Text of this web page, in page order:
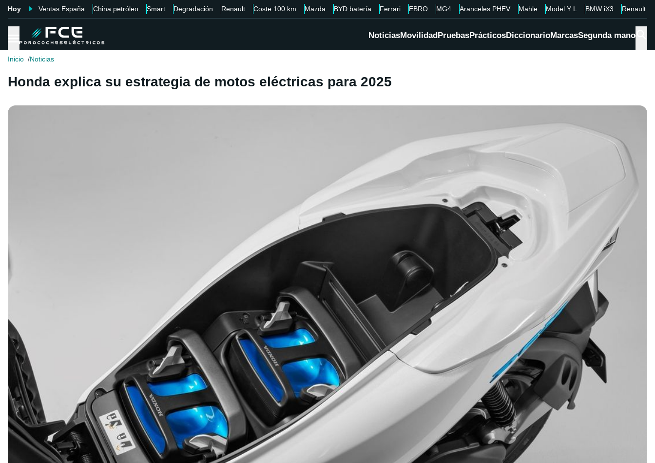
Hoy Ventas España China petróleo Smart Degradación Renault Coste 100 km Mazda BYD batería Ferrari EBRO MG4 Aranceles PHEV Mahle Model Y L BMW iX3 Renault
NoticiasMovilidadPruebasPrácticosDiccionarioMarcasSegunda mano
Inicio Noticias
Honda explica su estrategia de motos eléctricas para 2025